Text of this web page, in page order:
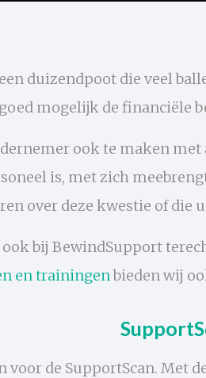
duizendpoot die veel
mogelijk de financiële
ook te maken
is, met zich
over deze kwestie of die
bij BewindSupport
en trainingenbieden wij
de SupportScan. Met